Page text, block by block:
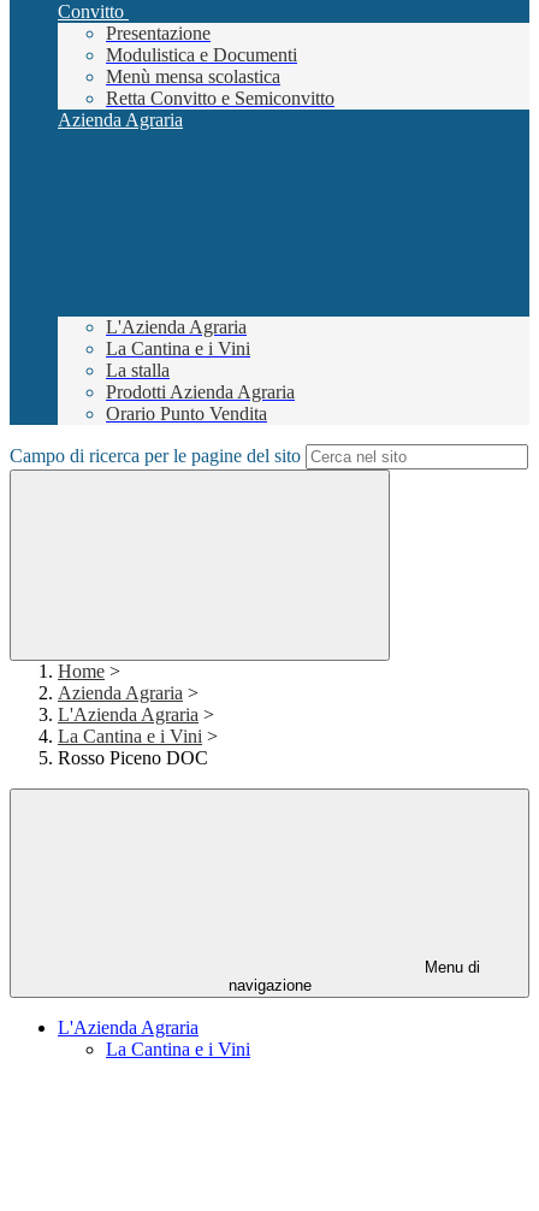
Convitto
Presentazione
Modulistica e Documenti
Menù mensa scolastica
Retta Convitto e Semiconvitto
Azienda Agraria
L'Azienda Agraria
La Cantina e i Vini
La stalla
Prodotti Azienda Agraria
Orario Punto Vendita
Campo di ricerca per le pagine del sito
Home >
Azienda Agraria >
L'Azienda Agraria >
La Cantina e i Vini >
Rosso Piceno DOC
Menu di
navigazione
L'Azienda Agraria
La Cantina e i Vini